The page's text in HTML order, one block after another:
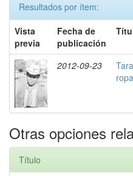
Resultados por ítem:
Vista
previa
Fecha de
publicación
2012-09-23
Otras opciones
Título